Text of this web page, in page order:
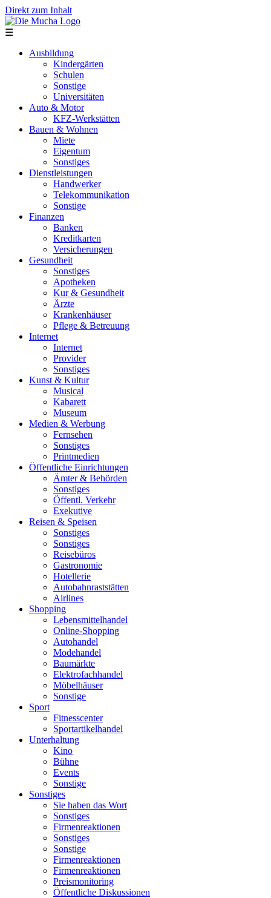
Direkt zum Inhalt
☰
Ausbildung
Kindergärten
Schulen
Sonstige
Universitäten
Auto & Motor
KFZ-Werkstätten
Bauen & Wohnen
Miete
Eigentum
Sonstiges
Dienstleistungen
Handwerker
Telekommunikation
Sonstige
Finanzen
Banken
Kreditkarten
Versicherungen
Gesundheit
Sonstiges
Apotheken
Kur & Gesundheit
Ärzte
Krankenhäuser
Pflege & Betreuung
Internet
Internet
Provider
Sonstiges
Kunst & Kultur
Musical
Kabarett
Museum
Medien & Werbung
Fernsehen
Sonstiges
Printmedien
Öffentliche Einrichtungen
Ämter & Behörden
Sonstiges
Öffentl. Verkehr
Exekutive
Reisen & Speisen
Sonstiges
Sonstiges
Reisebüros
Gastronomie
Hotellerie
Autobahnraststätten
Airlines
Shopping
Lebensmittelhandel
Online-Shopping
Autohandel
Modehandel
Baumärkte
Elektrofachhandel
Möbelhäuser
Sonstige
Sport
Fitnesscenter
Sportartikelhandel
Unterhaltung
Kino
Bühne
Events
Sonstige
Sonstiges
Sie haben das Wort
Sonstiges
Firmenreaktionen
Sonstiges
Sonstige
Firmenreaktionen
Firmenreaktionen
Preismonitoring
Öffentliche Diskussionen